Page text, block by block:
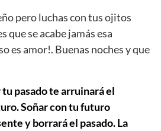
pero luchas con tus ojitos
que se acabe jamás esa
es amor!. Buenas noches y que
pasado te arruinará el
Soñar con tu futuro
y borrará el pasado. La